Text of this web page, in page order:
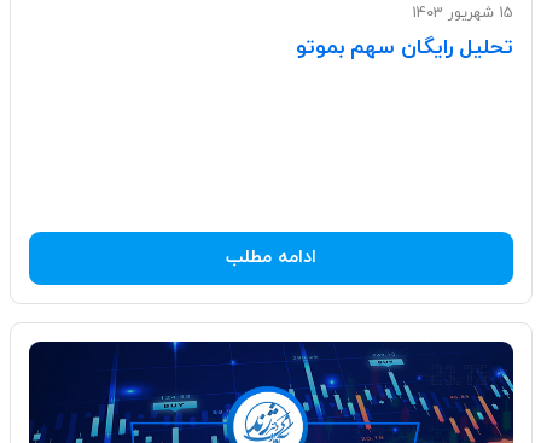
15 شهریور 1403
تحلیل رایگان سهم بموتو
ادامه مطلب